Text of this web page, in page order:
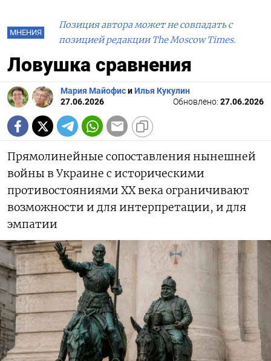
МНЕНИЯ
Позиция автора может не совпадать с
позицией редакции The Moscow Times.
Ловушка сравнения
Мария МайофисиИлья Кукулин
27.06.2026
Обновлено: 27.06.2026
Прямолинейные сопоставления нынешней
войны в Украине с историческими
противостояниями ХХ века ограничивают
возможности и для интерпретации, и для
эмпатии